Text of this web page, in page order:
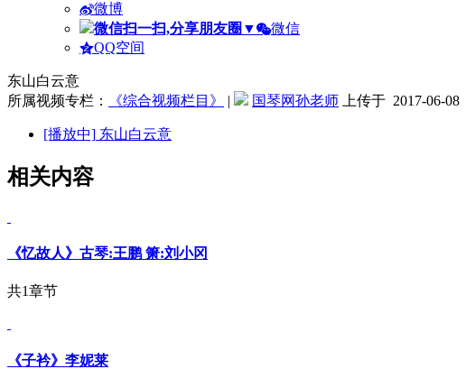
微博
微信扫一扫,分享朋友圈 ▼
微信
QQ空间
东山白云意
所属视频专栏：
《综合视频栏目》 | 国琴网孙老师 上传于 2017-06-08
[播放中] 东山白云意
相关内容
《忆故人》古琴:王鹏 箫:刘小冈
共1章节
《子衿》李妮莱